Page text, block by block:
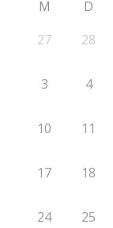
p
n
0
M D
27
28
3 4
10 11
17 18
24 25